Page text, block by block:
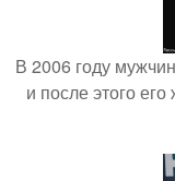
В 2006 году
и после этого